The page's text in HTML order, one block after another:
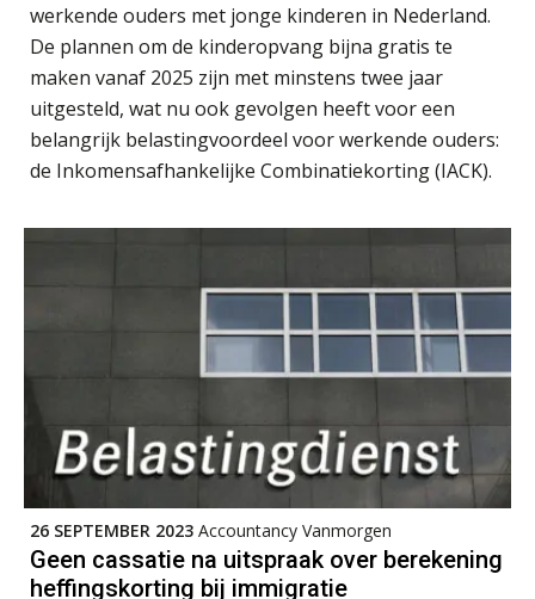
werkende ouders met jonge kinderen in Nederland.
De plannen om de kinderopvang bijna gratis te
maken vanaf 2025 zijn met minstens twee jaar
uitgesteld, wat nu ook gevolgen heeft voor een
belangrijk belastingvoordeel voor werkende ouders:
de Inkomensafhankelijke Combinatiekorting (IACK).
26 SEPTEMBER 2023 Accountancy Vanmorgen
Geen cassatie na uitspraak over berekening
heffingskorting bij immigratie
De curator klopt aan: wat moet een
accountantskantoor afgeven bij een
faillissement van een klant?
Eenvoudig bankrekeningen koppelen
met Twinfield, Exact Online en
Snelstart
Van Mook: “Met Minox Focus wil ik
Woord & Daad: “Van wildgroei naar
een structuur die iedereen begrijpt”
je kwartaalafsluiting. Dit wel.
Uitspraak Hoge Raad: subsidie voor
tuchtrechtspraak advocatuur is
belast met btw
Informer Money genomineerd voor
Best FinTech Startup of the Year